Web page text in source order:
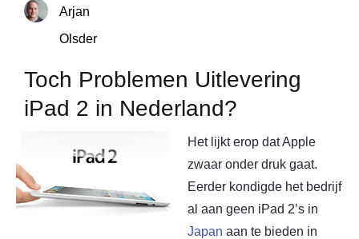
Arjan
Olsder
Toch Problemen Uitlevering
iPad 2 in Nederland?
Het lijkt erop dat Apple
zwaar onder druk gaat.
Eerder kondigde het bedrijf
al aan geen iPad 2’s in
Japan aan te bieden in